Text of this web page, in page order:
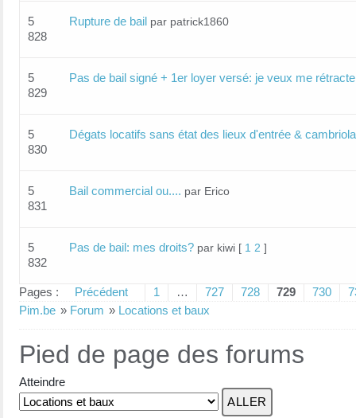
5
828
Rupture de bail par patrick1860
5
829
Pas de bail signé + 1er loyer versé: je veux me
5
830
Dégats locatifs sans état des lieux d'entrée &
5
831
Bail commercial ou.... par Erico
5
832
Pas de bail: mes droits? par kiwi [ 1 2 ]
Pages : Précédent 1 … 727 728 729 730
Pim.be » Forum » Locations et baux
Pied de page des forums
Atteindre